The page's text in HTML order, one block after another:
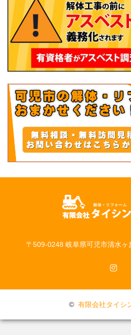
〒509-0248 岐阜県可児市清水
© 有限会社タイシ